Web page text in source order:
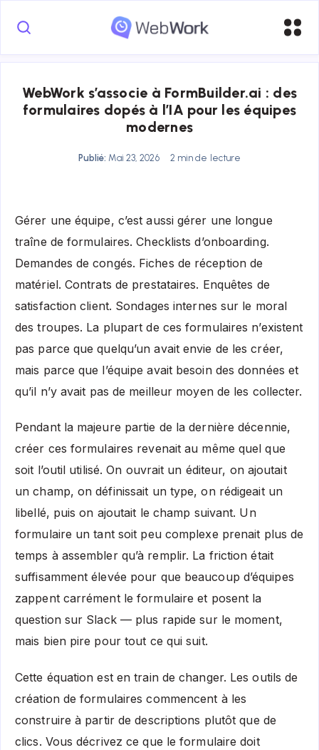
WebWork s’associe à FormBuilder.ai : des
formulaires dopés à l’IA pour les équipes
modernes
Publié: Mai 23, 2026 2 min de lecture
Gérer une équipe, c’est aussi gérer une longue
traîne de formulaires. Checklists d’onboarding.
Demandes de congés. Fiches de réception de
matériel. Contrats de prestataires. Enquêtes de
satisfaction client. Sondages internes sur le moral
des troupes. La plupart de ces formulaires n’existent
pas parce que quelqu’un avait envie de les créer,
mais parce que l’équipe avait besoin des données et
qu’il n’y avait pas de meilleur moyen de les collecter.
Pendant la majeure partie de la dernière décennie,
créer ces formulaires revenait au même quel que
soit l’outil utilisé. On ouvrait un éditeur, on ajoutait
un champ, on définissait un type, on rédigeait un
libellé, puis on ajoutait le champ suivant. Un
formulaire un tant soit peu complexe prenait plus de
temps à assembler qu’à remplir. La friction était
suffisamment élevée pour que beaucoup d’équipes
zappent carrément le formulaire et posent la
question sur Slack — plus rapide sur le moment,
mais bien pire pour tout ce qui suit.
Cette équation est en train de changer. Les outils de
création de formulaires commencent à les
construire à partir de descriptions plutôt que de
clics. Vous décrivez ce que le formulaire doit